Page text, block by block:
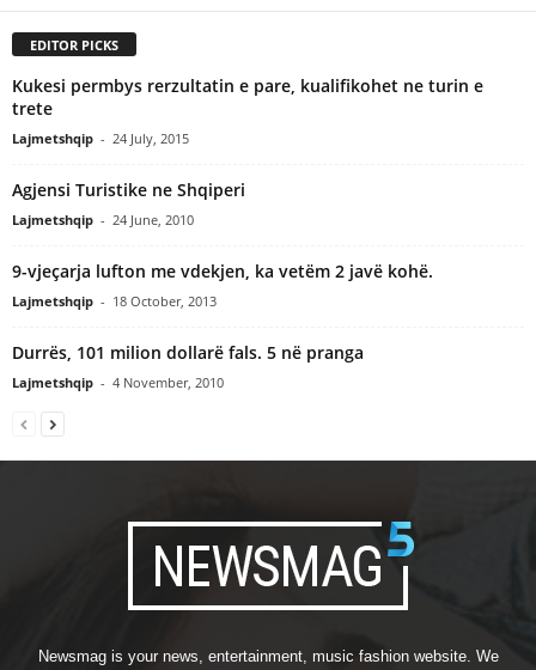
EDITOR PICKS
Kukesi permbys rerzultatin e pare, kualifikohet ne turin e
trete
Lajmetshqip - 24 July, 2015
Agjensi Turistike ne Shqiperi
Lajmetshqip - 24 June, 2010
9-vjeçarja lufton me vdekjen, ka vetëm 2 javë kohë.
Lajmetshqip - 18 October, 2013
Durrës, 101 milion dollarë fals. 5 në pranga
Lajmetshqip - 4 November, 2010
Newsmag is your news, entertainment, music fashion website. We